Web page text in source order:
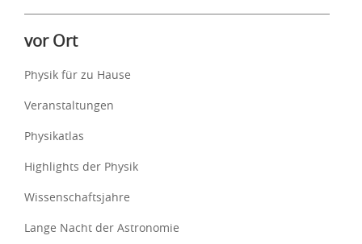
vor Ort
Physik für zu Hause
Veranstaltungen
Physikatlas
Highlights der Physik
Wissenschaftsjahre
Lange Nacht der Astronomie